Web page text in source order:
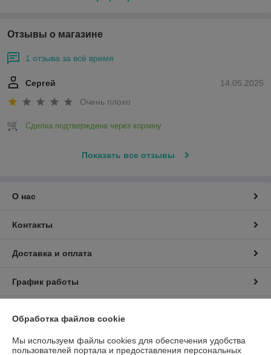
Отзывы о магазине
1 отзыва за всё время
14.05.2025
Сергей
Очень плохо
Сделка подтверждена через корзину
Показать все отзывы
О нас
Контакты
Доставка и оплата
График работы
Политика обработки cookies
Обработка файлов cookie
Мы используем файлы cookies для обеспечения удобства
пользователей портала и предоставления персональных